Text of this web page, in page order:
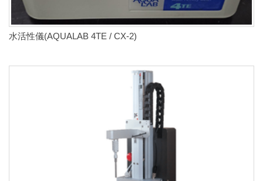
水活性儀(AQUALAB 4TE / CX-2)